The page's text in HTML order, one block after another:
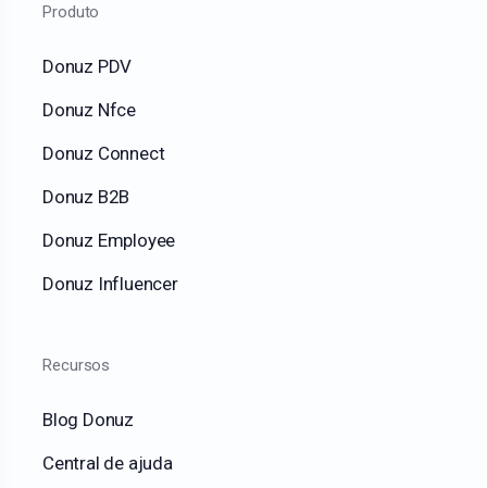
Produto
Donuz PDV
Donuz Nfce
Donuz Connect
Donuz B2B
Donuz Employee
Donuz Influencer
Recursos
Blog Donuz
Central de ajuda